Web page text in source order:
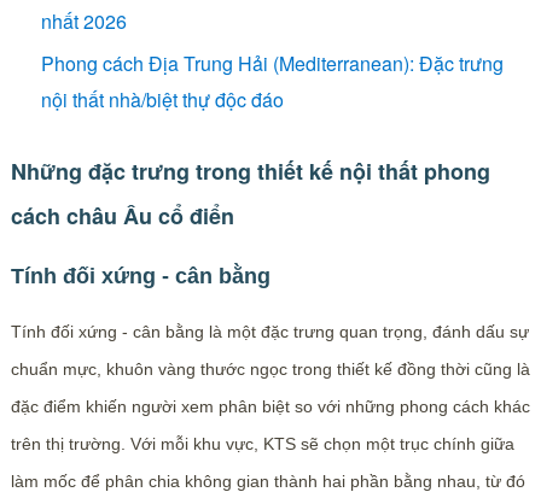
nhất 2026
Phong cách Địa Trung Hải (Mediterranean): Đặc trưng
nội thất nhà/biệt thự độc đáo
Những đặc trưng trong thiết kế nội thất phong
cách châu Âu cổ điển
Tính đối xứng - cân bằng
Tính đối xứng - cân bằng là một đặc trưng quan trọng, đánh dấu sự
chuẩn mực, khuôn vàng thước ngọc trong thiết kế đồng thời cũng là
đặc điểm khiến người xem phân biệt so với những phong cách khác
trên thị trường. Với mỗi khu vực, KTS sẽ chọn một trục chính giữa
làm mốc để phân chia không gian thành hai phần bằng nhau, từ đó